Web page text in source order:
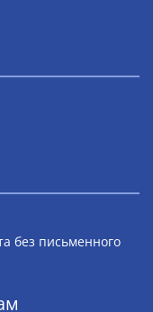
без письменного